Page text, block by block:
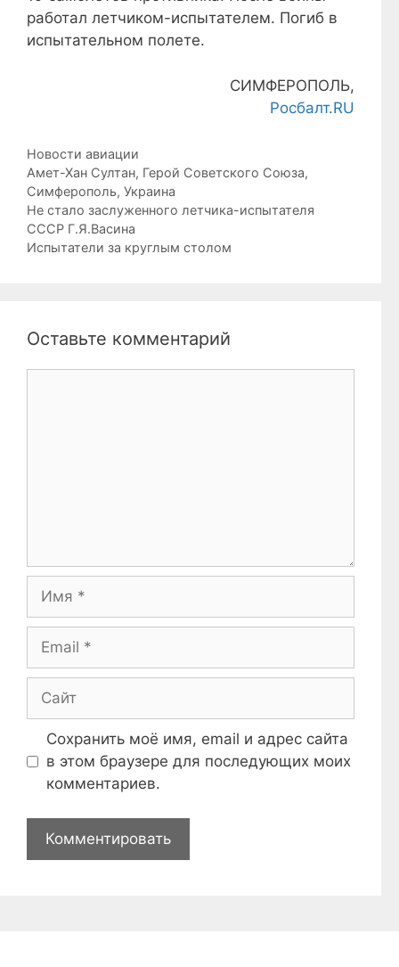
работал летчиком-испытателем. Погиб в
испытательном полете.
СИМФЕРОПОЛЬ,
Росбалт.RU
Рубрики
Новости авиации
Метки
Амет-Хан Султан, Герой Советского Союза,
Симферополь, Украина
Не стало заслуженного летчика-испытателя
СССР Г.Я.Васина
Испытатели за круглым столом
Оставьте комментарий
Имя
Email
Сайт
Сохранить моё имя, email и адрес сайта
в этом браузере для последующих моих
комментариев.